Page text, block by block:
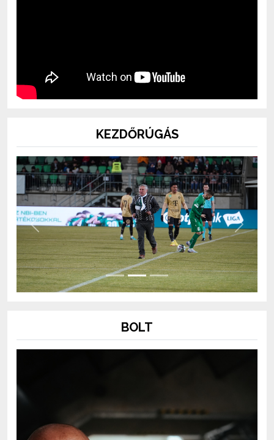
KEZDŐRÚGÁS
Previous Next
BOLT